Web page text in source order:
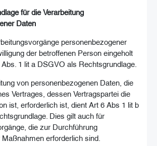
für die Verarbeitung
Daten
personenbezogener
der betroffenen Person eingeholt
1 lit a DSGVO als Rechtsgrundlage.
von personenbezogenen Daten, die
Vertrages, dessen Vertragspartei die
ist, erforderlich ist, dient Art 6 Abs 1 lit b
Dies gilt auch für
die zur Durchführung
erforderlich sind.